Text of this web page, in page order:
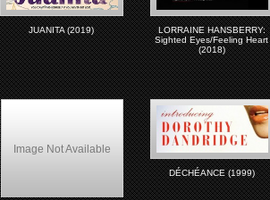
JUANITA (2019)
LORRAINE HANSBERRY:
Sighted Eyes/Feeling Heart
(2018)
Image Not Available
DÉCHÉANCE (1999)